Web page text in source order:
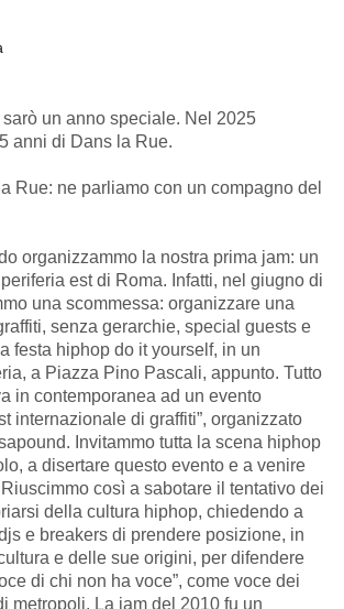
sarò un anno speciale. Nel 2025
anni di Dans la Rue.
Rue: ne parliamo con un compagno del
organizzammo la nostra prima jam: un
est di Roma. Infatti, nel giugno di
una scommessa: organizzare una
senza gerarchie, special guests e
festa hiphop do it yourself, in un
a Piazza Pino Pascali, appunto. Tutto
in contemporanea ad un evento
internazionale di graffiti”, organizzato
Invitammo tutta la scena hiphop
a disertare questo evento e a venire
così a sabotare il tentativo dei
della cultura hiphop, chiedendo a
e breakers di prendere posizione, in
e delle sue origini, per difendere
di chi non ha voce”, come voce dei
metropoli. La jam del 2010 fu un